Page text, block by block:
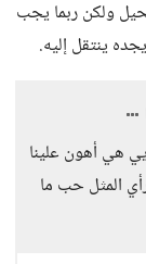
ولكن ربما يجب
ينتقل إليه.
هي أهون علينا
المثل حب ما